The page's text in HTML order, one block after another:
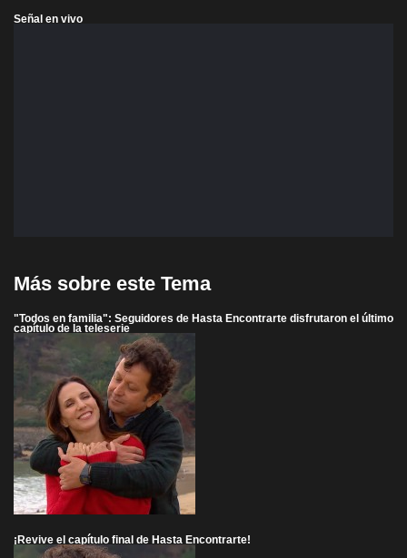
Señal en vivo
Más sobre este Tema
"Todos en familia": Seguidores de Hasta Encontrarte disfrutaron el último
capítulo de la teleserie
¡Revive el capítulo final de Hasta Encontrarte!